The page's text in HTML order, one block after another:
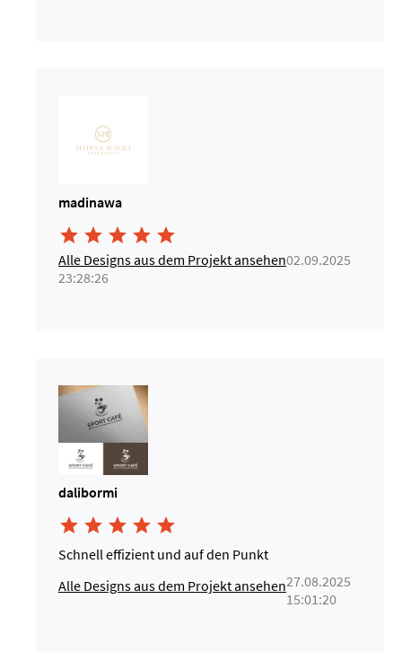
madinawa
    
Alle Designs aus dem Projekt ansehen02.09.2025
23:28:26
dalibormi
    
Schnell effizient und auf den Punkt
Alle Designs aus dem Projekt ansehen27.08.2025
15:01:20